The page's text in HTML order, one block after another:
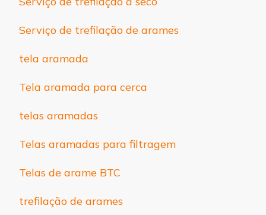
Serviço de trefilação de arames
tela aramada
Tela aramada para cerca
telas aramadas
Telas aramadas para filtragem
Telas de arame BTC
trefilação de arames